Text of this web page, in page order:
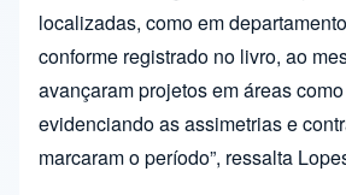
localizadas, como em
conforme registrado no livro, ao
avançaram projetos em áreas
evidenciando as assimetrias e
marcaram o período”, ressalta